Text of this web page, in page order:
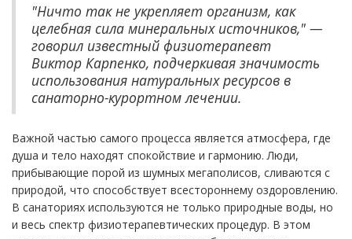
"Ничто так не укрепляет организм, как
целебная сила минеральных источников," —
говорил известный физиотерапевт
Виктор Карпенко, подчеркивая значимость
использования натуральных ресурсов в
санаторно-курортном лечении.
Важной частью самого процесса является атмосфера, где
душа и тело находят спокойствие и гармонию. Люди,
прибывающие порой из шумных мегаполисов, сливаются с
природой, что способствует всестороннему оздоровлению.
В санаториях используются не только природные воды, но
и весь спектр физиотерапевтических процедур. В этом